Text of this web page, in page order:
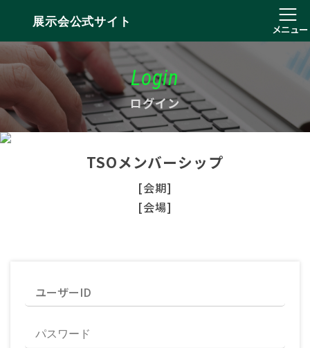
展示会公式サイト
メニュー
Login
ログイン
TSOメンバーシップ
[会期]
[会場]